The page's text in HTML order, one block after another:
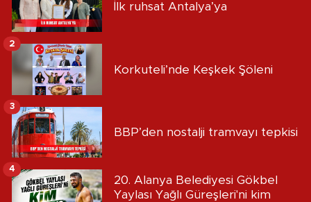
İlk ruhsat Antalya’ya
Korkuteli’nde Keşkek Şöleni
2
BBP’den nostalji tramvayı tepkisi
3
20. Alanya Belediyesi Gökbel
Yaylası Yağlı Güreşleri'ni kim
4